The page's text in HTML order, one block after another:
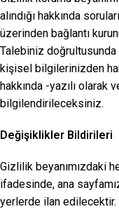
alındığı hakkında
üzerinden bağlantı
Talebiniz
kişisel bilgilerinizden
hakkında -yazılı olarak
bilgilendirileceksiniz.
Değişiklikler Bildirileri
Gizlilik beyanımızdaki
ifadesinde, ana
yerlerde ilan edilecektir.